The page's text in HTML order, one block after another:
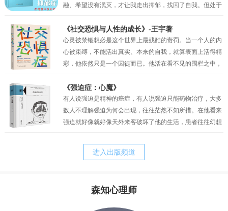
融、希望没有泯灭，才让我走出抑郁，找回了自我。但处于
未来，但也仅仅是一种自我安慰罢了。我似乎只剩下在绝望
中坚持的权利，但也正是这种在绝望中的坚持，才真的让我
一点一点地看到了希望。当曙光最终突破了黑夜的壁垒，我
看到了因为“爱”而萌生的动力，因为“希望”而产生的坚持。
《社交恐惧与人性的成长》-王宇著
心灵被禁锢想必是这个世界上最残酷的责罚。当一个人的内
心被束缚，不能活出真实、本来的自我，就算表面上活得精
彩，他依然只是一个囚徒而已。他活在看不见的围栏之中，
偶而已，他以为自己是人生的主宰，其实他只不过是一个傀
儡。社交恐惧症和其他的神经症一样都有一定人格的基础，
俗话说“三岁看大，七岁看老”。社交恐惧的形成与早期环境
和家庭因素密相关，尤其是父母自身人格特质及对孩子的教
胆小、退缩、敏感、焦虑、刻板、追求完美等等人格的特
质，却又是父母赖以责备孩子、苛求孩子的理由。而当孩子
了与真实自我的持久的矛盾，陷入“自我战争”的深渊，并与
《强迫症：心魔》
有人说强迫是精神的癌症，有人说强迫只能药物治疗，大多
数人不理解强迫为何会出现，往往茫然不知所措。在他看来
强迫就好像就好像天外来客破坏了他的生活，患者往往幻想
迫只是他痛苦的表象，而他病态的执念才是他痛苦的根源。
其实，从我们生命最初往往最为真实与自然，但后来由于
进入出版频道
森知心理师